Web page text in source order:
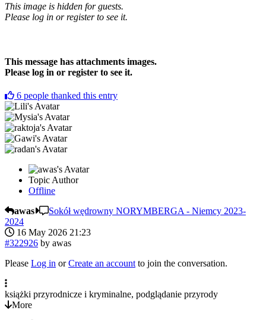
This image is hidden for guests.
Please log in or register to see it.
This message has attachments images.
Please log in or register to see it.
6 people thanked this entry
Topic Author
Offline
awas
Sokół wędrowny NORYMBERGA - Niemcy 2023-
2024
16 May 2026 21:23
#322926 by awas
Please Log in orCreate an account to join the conversation.
książki przyrodnicze i kryminalne, podglądanie przyrody
More